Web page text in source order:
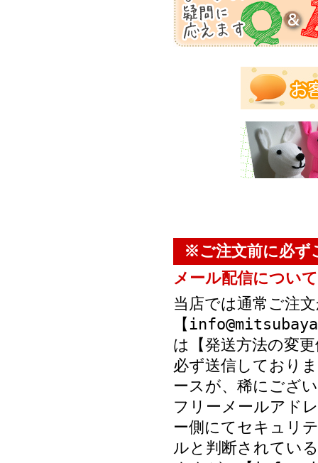
※ご注文前に必ず
メール配信につい
当店では通常ご注
【
は【発送方法の変
必ず送信しており
ースが、稀にござ
フリーメールアド
ー側にてセキュリ
ルと判断されてい